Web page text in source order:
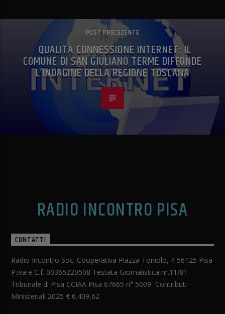
POST PRECEDENTE
QUALITÀ CONNESSIONE INTERNET: IL
COMUNE DI SAN GIULIANO TERME DIFFONDE
L’INDAGINE DELLA REGIONE TOSCANA
RADIO INCONTRO PISA
CONTATTI
Radio Incontro Soc. Cooperativa Piazza Toniolo, 4 56125 Pisa
P.iva e C.f. 00365220508 Testata Giornalistica nr.11/81
Tribunale di Pisa CCIAA Pisa 67665 n° 5009 Contributi
Ministeriali 2025 € 6.409,62